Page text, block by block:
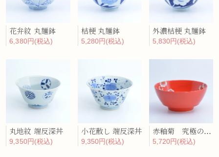
花弁紋 丸麺鉢
6,380円(税込)
桔梗 丸麺鉢
5,280円(税込)
外濃桔梗 丸麺鉢
5,830円(税込)
丸地紋 端反深丼
9,350円(税込)
小花散し 端反深丼
9,350円(税込)
赤釉菊 究極のラーメン鉢
5,720円(税込)